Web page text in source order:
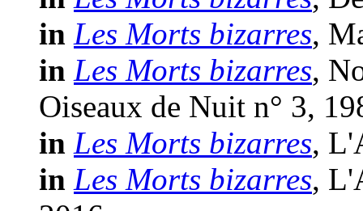
in Les Morts bizarres,
in Les Morts bizarres,
Oiseaux de Nuit n° 3,
in Les Morts bizarres,
in Les Morts bizarres,